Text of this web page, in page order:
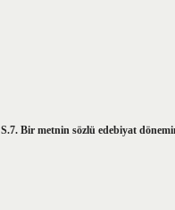
S.7. Bir metnin sözlü edebiyat